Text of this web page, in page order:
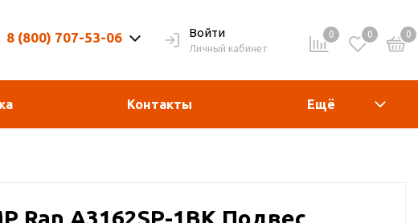
8 (800) 707-53-06 Войти
Личный кабинет
0 0 0
Контакты Ещё
Ran A3162SP-1BK Подвес